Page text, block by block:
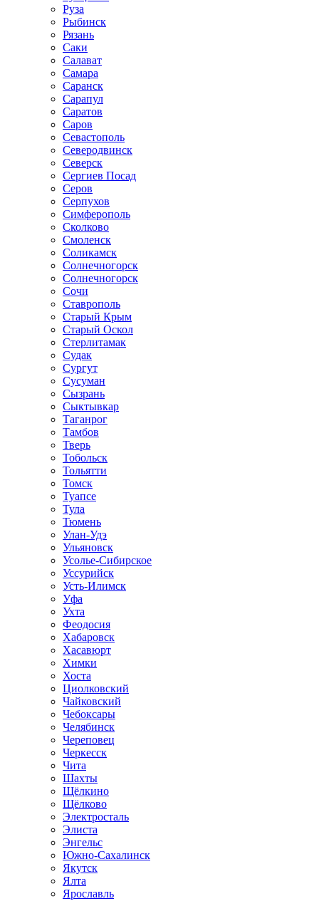
Руза
Рыбинск
Рязань
Саки
Салават
Самара
Саранск
Сарапул
Саратов
Саров
Севастополь
Северодвинск
Северск
Сергиев Посад
Серов
Серпухов
Симферополь
Сколково
Смоленск
Соликамск
Солнечногорск
Солнечногорск
Сочи
Ставрополь
Старый Крым
Старый Оскол
Стерлитамак
Судак
Сургут
Сусуман
Сызрань
Сыктывкар
Таганрог
Тамбов
Тверь
Тобольск
Тольятти
Томск
Туапсе
Тула
Тюмень
Улан-Удэ
Ульяновск
Усолье-Сибирское
Уссурийск
Усть-Илимск
Уфа
Ухта
Феодосия
Хабаровск
Хасавюрт
Химки
Хоста
Циолковский
Чайковский
Чебоксары
Челябинск
Череповец
Черкесск
Чита
Шахты
Щёлкино
Щёлково
Электросталь
Элиста
Энгельс
Южно-Сахалинск
Якутск
Ялта
Ярославль